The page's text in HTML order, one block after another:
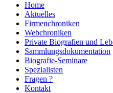
Home
Aktuelles
Firmenchroniken
Webchroniken
Private Biografien und
Sammlungsdokumentation
Biografie-Seminare
Spezialisten
Fragen ?
Kontakt